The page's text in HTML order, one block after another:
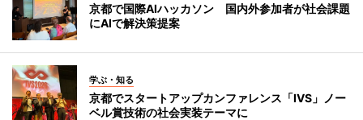
京都で国際AIハッカソン 国内外参加者が社会課題
にAIで解決策提案
学ぶ・知る
京都でスタートアップカンファレンス「IVS」ノー
ベル賞技術の社会実装テーマに